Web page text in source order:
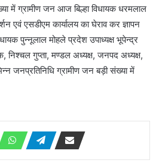
में ग्रामीण जन आज बिल्हा विधायक धरमलाल
एवं एसडीएम कार्यालय का घेराव कर ज्ञापन
पुन्नूलाल मोहले प्रदेश उपाध्यक्ष भूपेन्द्र
निश्चल गुप्ता, मण्डल अध्यक्ष, जनपद अध्यक्ष,
जनप्रतिनिधि ग्रामीण जन बड़ी संख्या में